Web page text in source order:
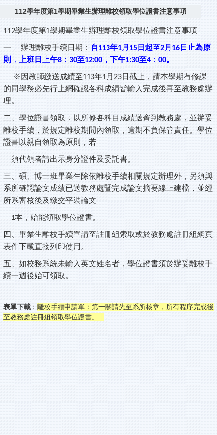
112學年度第1學期畢業生辦理離校領取學位證書注意事項
112學年度第1學期畢業生辦理離校領取學位證書注意事項
一 、辦理離校手續日期： 自113年1月 15 日起至2月 16 日止為原
則，上班日上午8 ： 30至12:00 ，下午1:30至4 ： 00。
※因教師繳送成績至113年1月 23日截止，請本學期有修課
的同學務必先行上網確認各科成績皆輸入完成後再至教務處辦
理。
二、學位證書領取：以所修各科目成績送齊到教務處，並辦妥
離校手續，於規定離校期間內領取，逾期不負保管責任。學位
證書以親自領取為原則，若
須代領者請出示身分證件及委託書。
三、碩、博士班畢業生除依離校手續相關規定辦理外，另須與
系所確認論文成績已送教務處暨完成論文摘要線上建檔，並經
所系審核後及繳交平裝論文
1本，始能領取學位證書。
四、畢業生離校手續單請至註冊組索取或於教務處註冊組網頁
表件下載直接列印使用。
五、如校務系統未輸入英文姓名者，學位證書須於辦妥離校手
續一週後始可領取。
表單下載 ： 離校手續申請單 ：第一關請先至系所核章，所有程序完成後
至教務處註冊組領取學位證書。